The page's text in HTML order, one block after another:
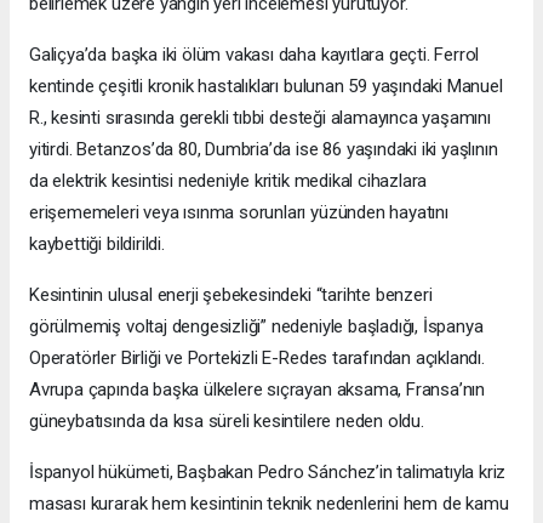
Galiçya’da başka iki ölüm vakası daha kayıtlara geçti. Ferrol
kentinde çeşitli kronik hastalıkları bulunan 59 yaşındaki Manuel
R., kesinti sırasında gerekli tıbbi desteği alamayınca yaşamını
yitirdi. Betanzos’da 80, Dumbria’da ise 86 yaşındaki iki yaşlının
da elektrik kesintisi nedeniyle kritik medikal cihazlara
erişememeleri veya ısınma sorunları yüzünden hayatını
kaybettiği bildirildi.
Kesintinin ulusal enerji şebekesindeki “tarihte benzeri
görülmemiş voltaj dengesizliği” nedeniyle başladığı, İspanya
Operatörler Birliği ve Portekizli E-Redes tarafından açıklandı.
Avrupa çapında başka ülkelere sıçrayan aksama, Fransa’nın
güneybatısında da kısa süreli kesintilere neden oldu.
İspanyol hükümeti, Başbakan Pedro Sánchez’in talimatıyla kriz
masası kurarak hem kesintinin teknik nedenlerini hem de kamu